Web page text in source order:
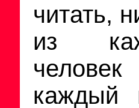
читать,
из
каждый